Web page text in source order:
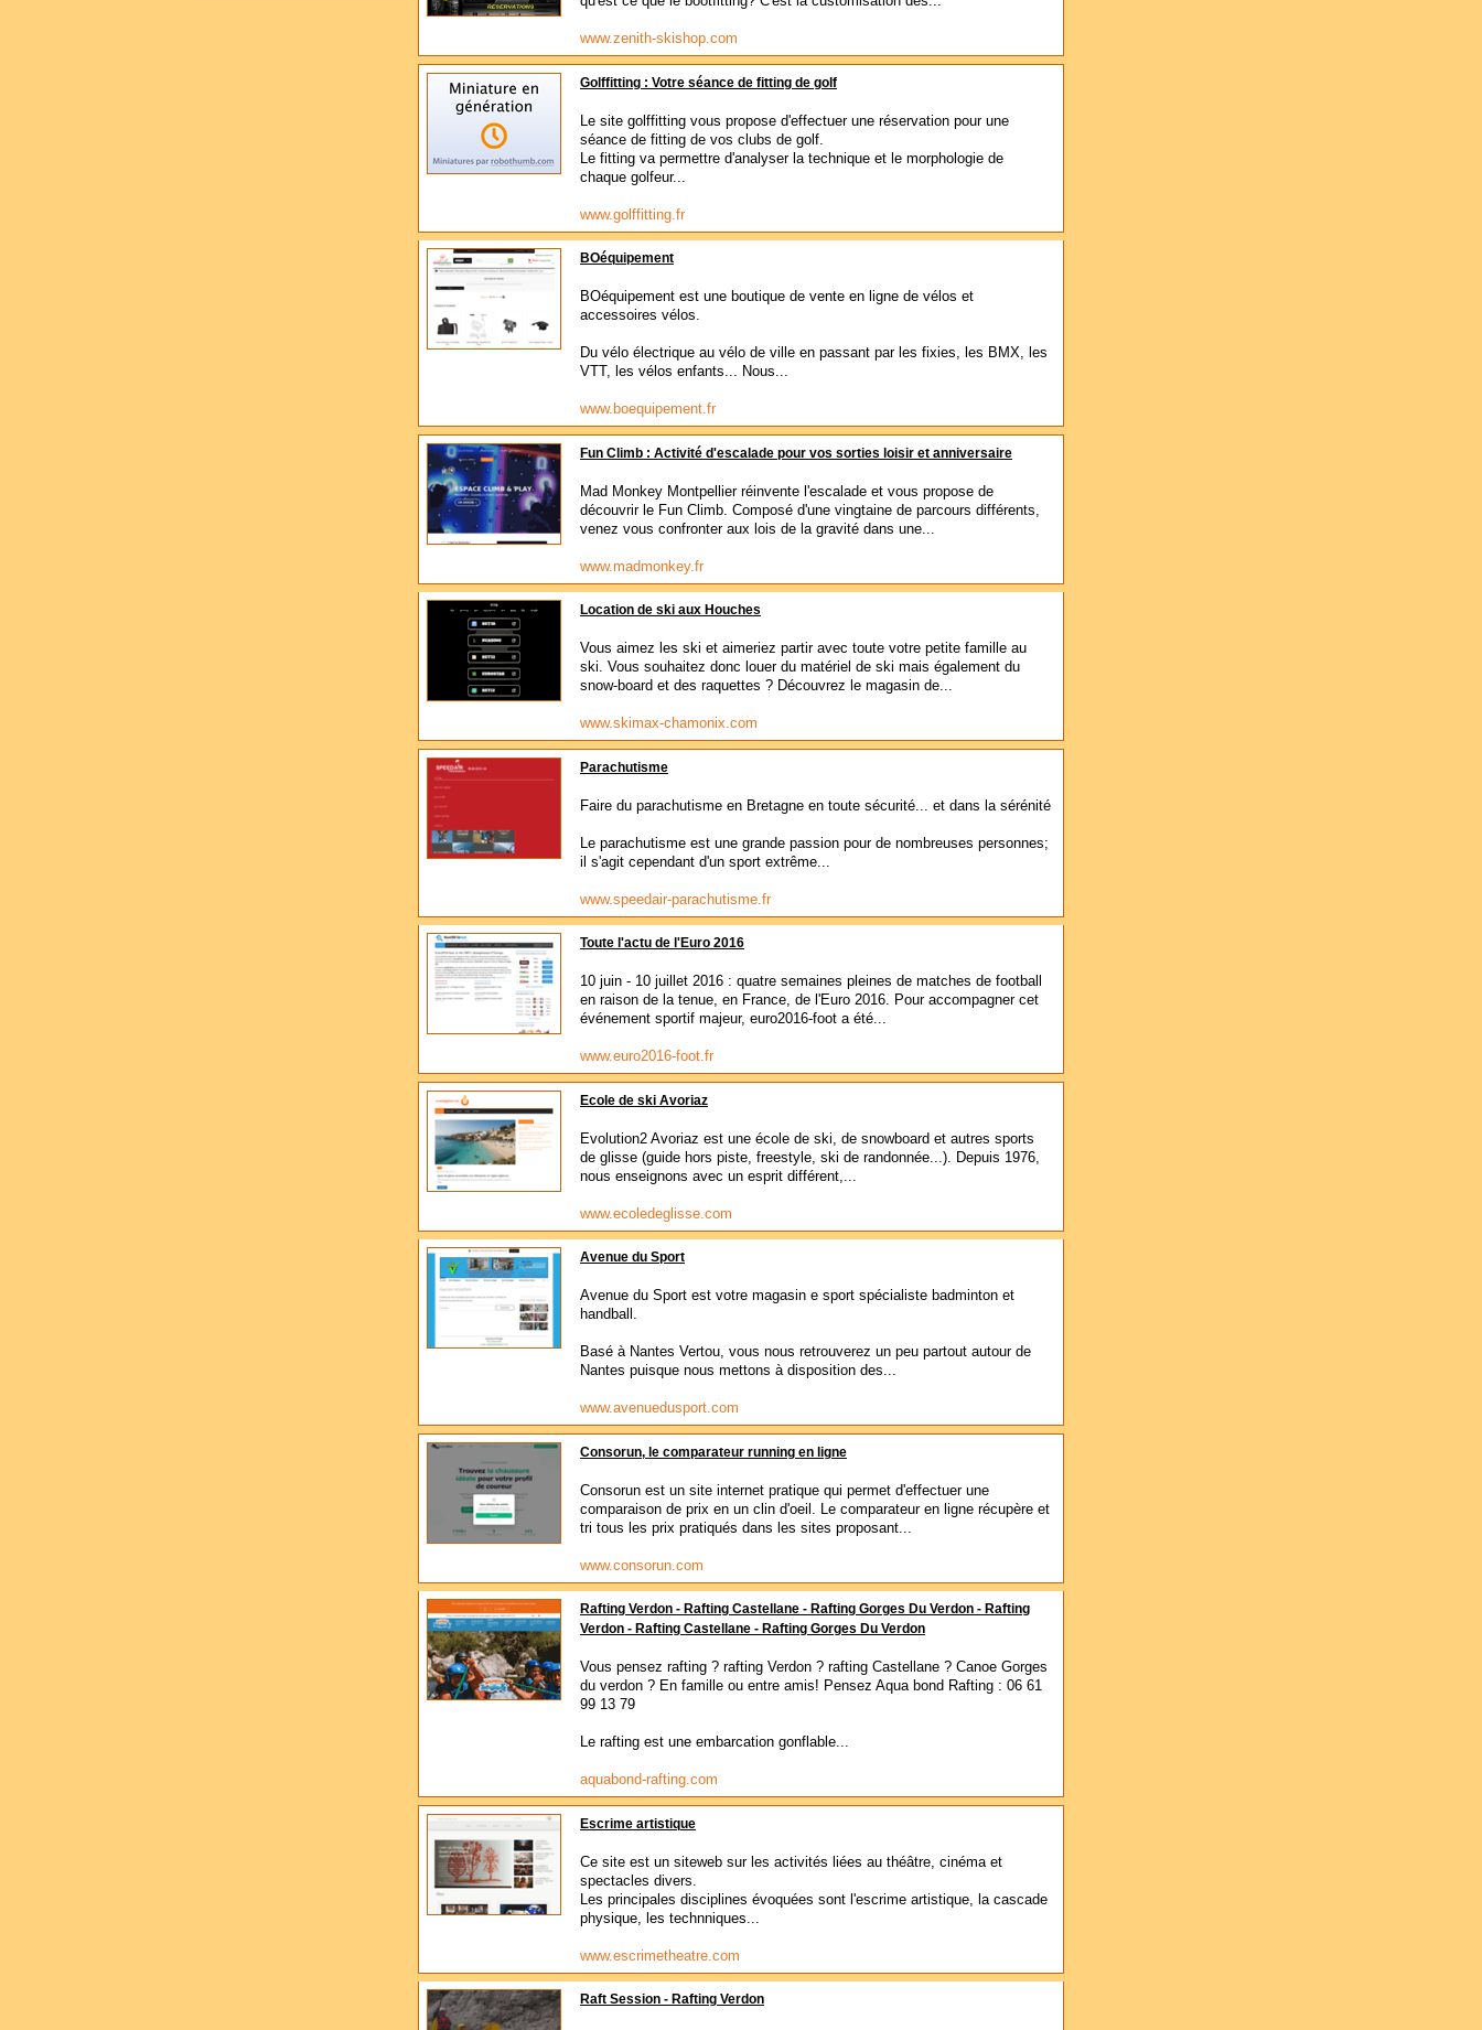
www.zenith-skishop.com
Golffitting : Votre séance de fitting de golf
Le site golffitting vous propose d'effectuer une réservation pour une
séance de fitting de vos clubs de golf.
Le fitting va permettre d'analyser la technique et le morphologie de
chaque golfeur...
www.golffitting.fr
BOéquipement
BOéquipement est une boutique de vente en ligne de vélos et
accessoires vélos.
Du vélo électrique au vélo de ville en passant par les fixies, les BMX, les
VTT, les vélos enfants... Nous...
www.boequipement.fr
Fun Climb : Activité d'escalade pour vos sorties loisir et anniversaire
Mad Monkey Montpellier réinvente l'escalade et vous propose de
découvrir le Fun Climb. Composé d'une vingtaine de parcours différents,
venez vous confronter aux lois de la gravité dans une...
www.madmonkey.fr
Location de ski aux Houches
Vous aimez les ski et aimeriez partir avec toute votre petite famille au
ski. Vous souhaitez donc louer du matériel de ski mais également du
snow-board et des raquettes ? Découvrez le magasin de...
www.skimax-chamonix.com
Parachutisme
Faire du parachutisme en Bretagne en toute sécurité... et dans la sérénité
Le parachutisme est une grande passion pour de nombreuses personnes;
il s'agit cependant d'un sport extrême...
www.speedair-parachutisme.fr
Toute l'actu de l'Euro 2016
10 juin - 10 juillet 2016 : quatre semaines pleines de matches de football
en raison de la tenue, en France, de l'Euro 2016. Pour accompagner cet
événement sportif majeur, euro2016-foot a été...
www.euro2016-foot.fr
Ecole de ski Avoriaz
Evolution2 Avoriaz est une école de ski, de snowboard et autres sports
de glisse (guide hors piste, freestyle, ski de randonnée...). Depuis 1976,
nous enseignons avec un esprit différent,...
www.ecoledeglisse.com
Avenue du Sport
Avenue du Sport est votre magasin e sport spécialiste badminton et
handball.
Basé à Nantes Vertou, vous nous retrouverez un peu partout autour de
Nantes puisque nous mettons à disposition des...
www.avenuedusport.com
Consorun, le comparateur running en ligne
Consorun est un site internet pratique qui permet d'effectuer une
comparaison de prix en un clin d'oeil. Le comparateur en ligne récupère et
tri tous les prix pratiqués dans les sites proposant...
www.consorun.com
Rafting Verdon - Rafting Castellane - Rafting Gorges Du Verdon - Rafting
Verdon - Rafting Castellane - Rafting Gorges Du Verdon
Vous pensez rafting ? rafting Verdon ? rafting Castellane ? Canoe Gorges
du verdon ? En famille ou entre amis! Pensez Aqua bond Rafting : 06 61
99 13 79
Le rafting est une embarcation gonflable...
aquabond-rafting.com
Escrime artistique
Ce site est un siteweb sur les activités liées au théâtre, cinéma et
spectacles divers.
Les principales disciplines évoquées sont l'escrime artistique, la cascade
physique, les technniques...
www.escrimetheatre.com
Raft Session - Rafting Verdon